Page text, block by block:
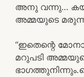
അനു വന്നു…
അമ്മയുടെ മരുന്ന്
“ഇതെന്റെ മോനാ
മറുപടി